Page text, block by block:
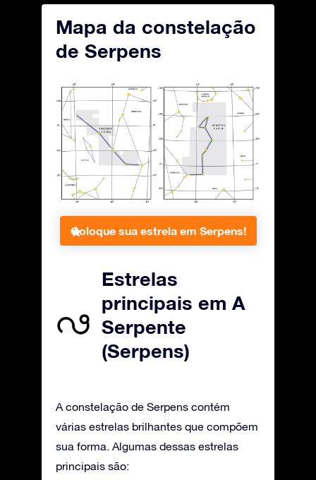
Mapa da constelação
de Serpens
Coloque sua estrela em Serpens!
Estrelas
principais em A
Serpente
(Serpens)
A constelação de Serpens contém
várias estrelas brilhantes que compõem
sua forma. Algumas dessas estrelas
principais são: